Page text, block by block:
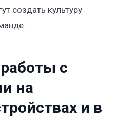
создать культуру
с
на
и в